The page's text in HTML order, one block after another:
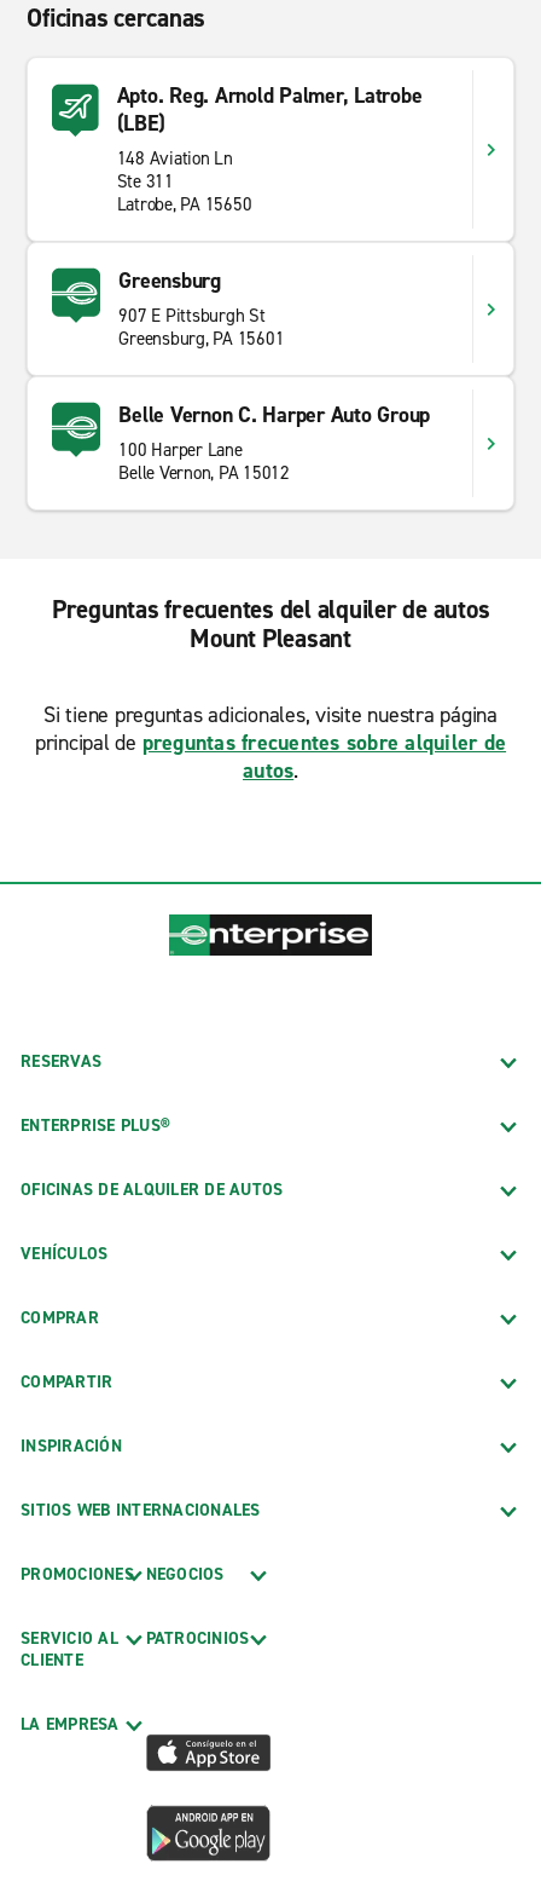
Oficinas cercanas
Apto. Reg. Arnold Palmer, Latrobe
(LBE)
148 Aviation Ln
Ste 311
Latrobe, PA 15650
Greensburg
907 E Pittsburgh St
Greensburg, PA 15601
Belle Vernon C. Harper Auto Group
100 Harper Lane
Belle Vernon, PA 15012
Preguntas frecuentes del alquiler de autos
Mount Pleasant
Si tiene preguntas adicionales, visite nuestra página
principal de preguntas frecuentes sobre alquiler de
autos.
RESERVAS
ENTERPRISE PLUS®
OFICINAS DE ALQUILER DE AUTOS
VEHÍCULOS
COMPRAR
COMPARTIR
INSPIRACIÓN
SITIOS WEB INTERNACIONALES
PROMOCIONES
SERVICIO AL
CLIENTE
LA EMPRESA
NEGOCIOS
PATROCINIOS